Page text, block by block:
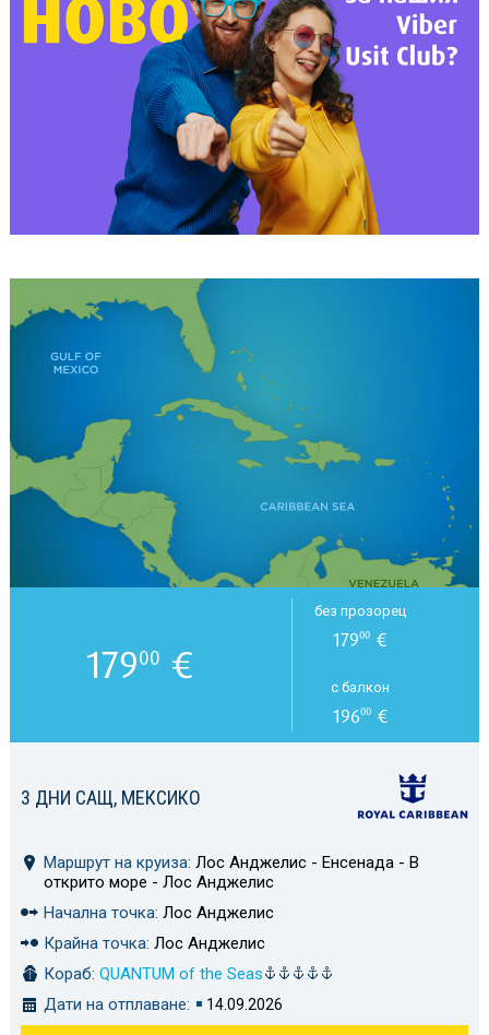
3 ДНИ САЩ, МЕКСИКО
Маршрут на круиза: Лос Анджелис - Енсенада - В
открито море - Лос Анджелис
Начална точка: Лос Анджелис
Крайна точка: Лос Анджелис
Кораб: QUANTUM of the Seas
Дати на отплаване:
14.09.2026
17900 €
без прозорец
17900 €
с балкон
19600€